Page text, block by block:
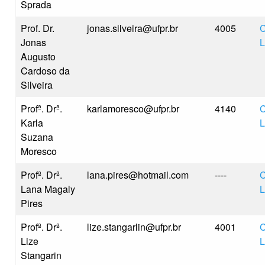
Sprada
Prof. Dr.
Jonas
Augusto
Cardoso da
Silveira
jonas.silveira@ufpr.br 4005
Profª. Drª.
Karla
Suzana
Moresco
karlamoresco@ufpr.br 4140
Profª. Drª.
Lana Magaly
Pires
lana.pires@hotmail.com ----
Profª. Drª.
Lize
Stangarin
lize.stangarlin@ufpr.br 4001